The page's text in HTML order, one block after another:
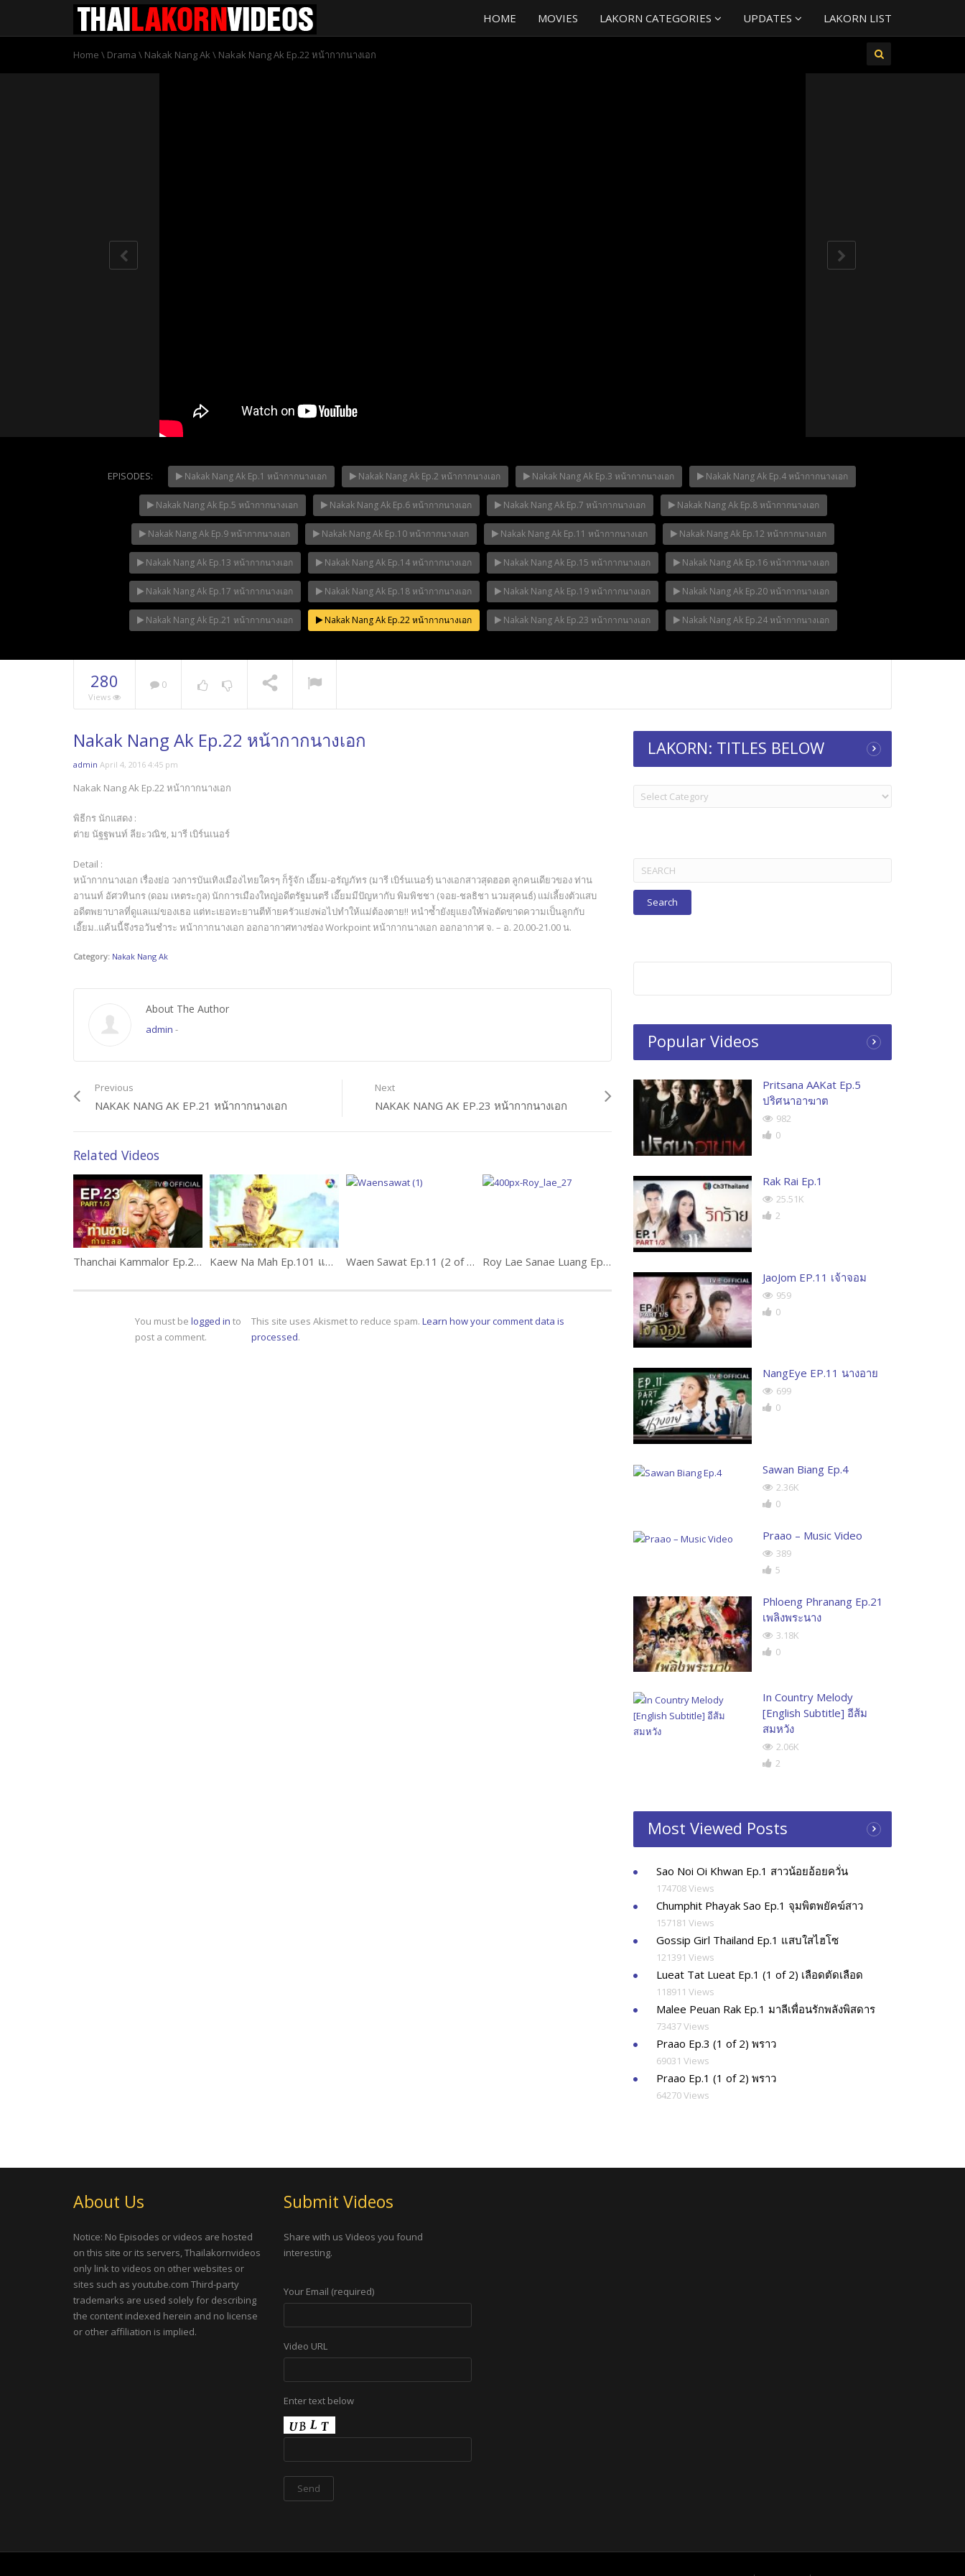
HOME MOVIES LAKORN CATEGORIES UPDATES LAKORN LIST
Home \ Drama \ Nakak Nang Ak \ Nakak Nang Ak Ep.22 หน้ากากนางเอก
NOW PLAYING Mani Nakha Ep.14 Mani Nakha Ep.13 Mani Nakha Ep.12 Mani Nakha Ep.11
EPISODES: Nakak Nang Ak Ep.1 หน้ากากนางเอก Nakak Nang Ak Ep.2 หน้ากากนางเอก Nakak Nang Ak Ep.3 หน้ากากนางเอก Nakak Nang Ak Ep.4 หน้ากากนางเอก
Nakak Nang Ak Ep.5 หน้ากากนางเอก Nakak Nang Ak Ep.6 หน้ากากนางเอก Nakak Nang Ak Ep.7 หน้ากากนางเอก Nakak Nang Ak Ep.8 หน้ากากนางเอก
Nakak Nang Ak Ep.9 หน้ากากนางเอก Nakak Nang Ak Ep.10 หน้ากากนางเอก Nakak Nang Ak Ep.11 หน้ากากนางเอก Nakak Nang Ak Ep.12 หน้ากากนางเอก
Nakak Nang Ak Ep.13 หน้ากากนางเอก Nakak Nang Ak Ep.14 หน้ากากนางเอก Nakak Nang Ak Ep.15 หน้ากากนางเอก Nakak Nang Ak Ep.16 หน้ากากนางเอก
Nakak Nang Ak Ep.17 หน้ากากนางเอก Nakak Nang Ak Ep.18 หน้ากากนางเอก Nakak Nang Ak Ep.19 หน้ากากนางเอก Nakak Nang Ak Ep.20 หน้ากากนางเอก
Nakak Nang Ak Ep.21 หน้ากากนางเอก Nakak Nang Ak Ep.22 หน้ากากนางเอก Nakak Nang Ak Ep.23 หน้ากากนางเอก Nakak Nang Ak Ep.24 หน้ากากนางเอก
280
Views
0
Nakak Nang Ak Ep.22 หน้ากากนางเอก
admin April 4, 2016 4:45 pm
Nakak Nang Ak Ep.22 หน้ากากนางเอก
พิธีกร นักแสดง :
ต่าย นัฐฐพนท์ ลียะวณิช, มารี เบิร์นเนอร์
Detail :
หน้ากากนางเอก เรื่องย่อ วงการบันเทิงเมืองไทยใครๆ ก็รู้จัก เอี๊ยม-อรัญภัทร (มารี เบิร์นเนอร์) นางเอกสาวสุดฮอต ลูกคนเดียวของ ท่าน
อานนท์ อัศวทินกร (ดอม เหตระกูล) นักการเมืองใหญ่อดีตรัฐมนตรี เอี๊ยมมีปัญหากับ พิมพิชชา (จอย-ชลธิชา นวมสุคนธ์) แม่เลี้ยงตัวแสบ
อดีตพยาบาลที่ดูแลแม่ของเธอ แต่ทะเยอทะยานตีท้ายครัวแย่งพ่อไปทำให้แม่ต้องตาย!! หนำซ้ำยังยุแยงให้พ่อตัดขาดความเป็นลูกกับ
เอี๊ยม..แค้นนี้จึงรอวันชำระ หน้ากากนางเอก ออกอากาศทางช่อง Workpoint หน้ากากนางเอก ออกอากาศ จ. – อ. 20.00-21.00 น.
Category: Nakak Nang Ak
About The Author
admin -
Previous
NAKAK NANG AK EP.21 หน้ากากนางเอก
Next
NAKAK NANG AK EP.23 หน้ากากนางเอก
Related Videos
Thanchai Kammalor Ep.23 ท่านชายกำมะลอ Kaew Na Mah Ep.101 แก้วหน้าม้า Waen Sawat Ep.11 (2 of 4) แหวนสวาท Roy Lae Sanae Luang Ep.12 (1 of 2)
You must be logged in to
post a comment.
This site uses Akismet to reduce spam. Learn how your comment data is
processed.
LAKORN: TITLES BELOW
LAKORN:
TITLES
Search
for:
Popular Videos
Pritsana AAKat Ep.5
ปริศนาอาฆาต
982
0
Rak Rai Ep.1
25.51K
2
JaoJom EP.11 เจ้าจอม
959
0
NangEye EP.11 นางอาย
699
0
Sawan Biang Ep.4
2.36K
0
Praao – Music Video
389
5
Phloeng Phranang Ep.21
เพลิงพระนาง
3.18K
0
In Country Melody
[English Subtitle] อีส้ม
สมหวัง
2.06K
2
Most Viewed Posts
Sao Noi Oi Khwan Ep.1 สาวน้อยอ้อยควั่น
174708 Views
Chumphit Phayak Sao Ep.1 จุมพิตพยัคฆ์สาว
157181 Views
Gossip Girl Thailand Ep.1 แสบใสไฮโซ
121391 Views
Lueat Tat Lueat Ep.1 (1 of 2) เลือดตัดเลือด
118911 Views
Malee Peuan Rak Ep.1 มาลีเพื่อนรักพลังพิสดาร
73437 Views
Praao Ep.3 (1 of 2) พราว
69031 Views
Praao Ep.1 (1 of 2) พราว
64270 Views
About Us
Notice: No Episodes or videos are hosted
on this site or its servers, Thailakornvideos
only link to videos on other websites or
sites such as youtube.com Third-party
trademarks are used solely for describing
the content indexed herein and no license
or other affiliation is implied.
Submit Videos
Share with us Videos you found
interesting.
Your Email (required)
Video URL
Enter text below